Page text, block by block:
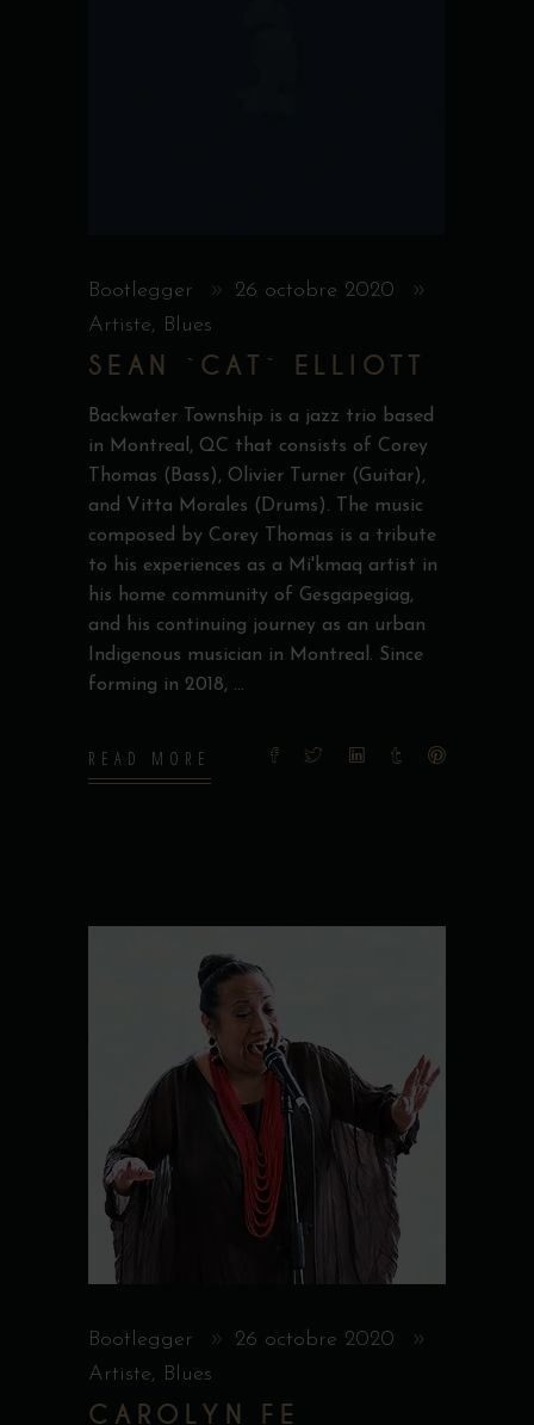
Bootlegger
26 octobre 2020
Artiste, Blues
SEAN `CAT` ELLIOTT
Backwater Township is a jazz trio based
in Montreal, QC that consists of Corey
Thomas (Bass), Olivier Turner (Guitar),
and Vitta Morales (Drums). The music
composed by Corey Thomas is a tribute
to his experiences as a Mi'kmaq artist in
his home community of Gesgapegiag,
and his continuing journey as an urban
Indigenous musician in Montreal. Since
forming in 2018,
READ MORE
Bootlegger
26 octobre 2020
Artiste, Blues
CAROLYN FE